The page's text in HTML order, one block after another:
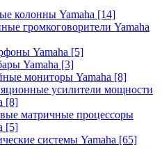
колонны Yamaha [14]
громкоговорители Yamaha
Yamaha [5]
Yamaha [3]
мониторы Yamaha [8]
усилители мощности
[8]
матричные процессоры
[5]
системы Yamaha [65]